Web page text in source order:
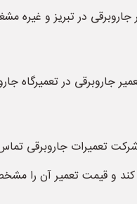
جاروبرقی در تبریز و غیره
جاروبرقی در تعمیرگاه
شرکت تعمیرات
و قیمت تعمیر آن را